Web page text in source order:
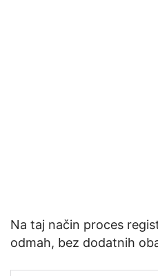
Na taj način proces
odmah, bez dodatnih